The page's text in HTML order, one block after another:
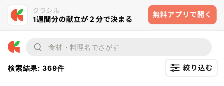
検索結果: 369件